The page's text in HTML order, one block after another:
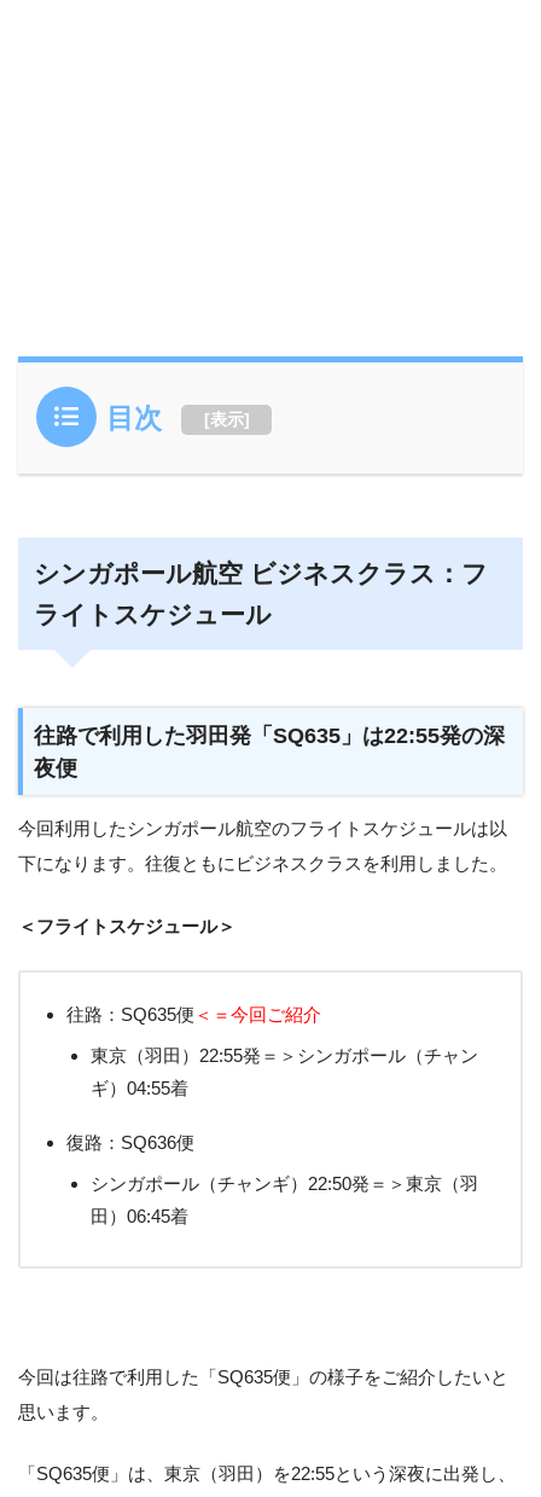
目次 [表示]
シンガポール航空 ビジネスクラス：フ
ライトスケジュール
往路で利用した羽田発「SQ635」は22:55発の深
夜便
今回利用したシンガポール航空のフライトスケジュールは以
下になります。往復ともにビジネスクラスを利用しました。
＜フライトスケジュール＞
往路：SQ635便 ＜＝今回ご紹介
東京（羽田）22:55発＝＞シンガポール（チャン
ギ）04:55着
復路：SQ636便
シンガポール（チャンギ）22:50発＝＞東京（羽
田）06:45着
今回は往路で利用した「SQ635便」の様子をご紹介したいと
思います。
「SQ635便」は、東京（羽田）を22:55という深夜に出発し、